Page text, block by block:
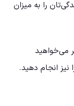
را به میزان
می‌خواهید
نیز انجام دهید.